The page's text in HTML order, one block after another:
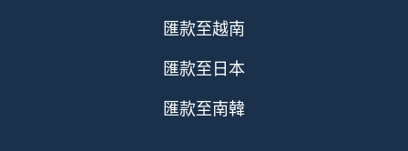
匯款至越南
匯款至日本
匯款至南韓